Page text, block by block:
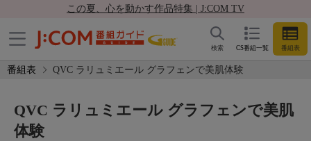
この夏、心を動かす作品特集 | J:COM TV
CS番組一覧 番組表
検索
番組表 QVC ラリュミエール グラフェンで美肌体験
QVC ラリュミエール グラフェンで美肌
体験